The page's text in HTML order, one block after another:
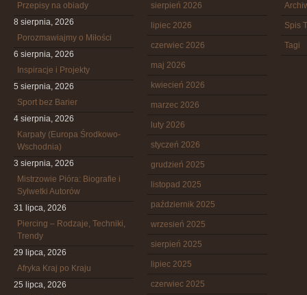
Przepisy na obiady
8 sierpnia, 2026
Porozmawiajmy o Miłości
6 sierpnia, 2026
Inspiracje i Projekty
5 sierpnia, 2026
Sport bez Barier
4 sierpnia, 2026
Karpaty (Europa Środkowo-
Wschodnia)
3 sierpnia, 2026
Mistrzowie Pióra: Biografie i
Sylwetki Autorów
31 lipca, 2026
Piercing – Rodzaje, Techniki,
Trendy
29 lipca, 2026
Afryka Kraj po Kraju
25 lipca, 2026
sierpień 2026
lipiec 2026
czerwiec 2026
maj 2026
kwiecień 2026
marzec 2026
luty 2026
styczeń 2026
grudzień 2025
listopad 2025
październik 2025
wrzesień 2025
sierpień 2025
lipiec 2025
czerwiec 2025
Spis
Tagi